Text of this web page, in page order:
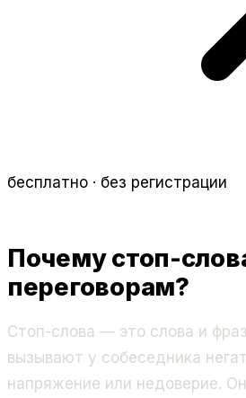
бесплатно · без регистрации
Почему стоп-
переговорам?
Стоп-слова — это слова и
вызывают у собеседника
напряжение или недоверие.